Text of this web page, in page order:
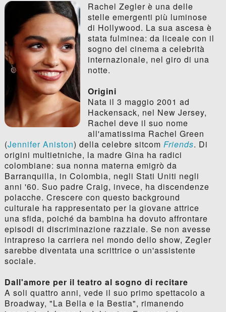
Rachel Zegler è una delle
stelle emergenti più luminose
di Hollywood. La sua ascesa è
stata fulminea: da liceale con il
sogno del cinema a celebrità
internazionale, nel giro di una
notte.
Origini
Nata il 3 maggio 2001 ad
Hackensack, nel New Jersey,
Rachel deve il suo nome
all'amatissima Rachel Green
(Jennifer Aniston) della celebre sitcom Friends. Di
origini multietniche, la madre Gina ha radici
colombiane: sua nonna materna emigrò da
Barranquilla, in Colombia, negli Stati Uniti negli
anni '60. Suo padre Craig, invece, ha discendenze
polacche. Crescere con questo background
culturale ha rappresentato per la giovane attrice
una sfida, poiché da bambina ha dovuto affrontare
episodi di discriminazione razziale. Se non avesse
intrapreso la carriera nel mondo dello show, Zegler
sarebbe diventata una scrittrice o un'assistente
sociale.
Dall'amore per il teatro al sogno di recitare
A soli quattro anni, vede il suo primo spettacolo a
Broadway, "La Bella e la Bestia", rimanendo